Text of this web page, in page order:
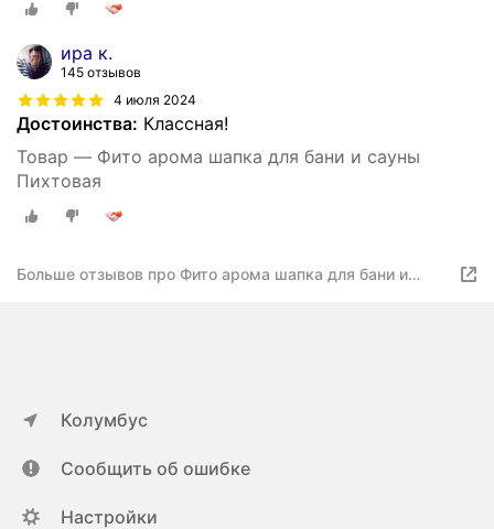
ира к.
145 отзывов
4 июля 2024
Достоинства: Классная!
Товар — Фито арома шапка для бани и сауны
Пихтовая
Больше отзывов про Фито арома шапка для бани и
Колумбус
Сообщить об ошибке
Настройки